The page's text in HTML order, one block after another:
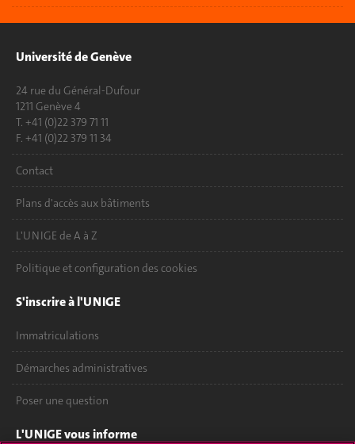
Université de Genève
24 rue du Général-Dufour
1211 Genève 4
T. +41 (0)22 379 71 11
F. +41 (0)22 379 11 34
Contact
Plans d'accès aux bâtiments
L'UNIGE de A à Z
Politique et configuration des cookies
S'inscrire à l'UNIGE
Immatriculations
Démarches administratives
Poser une question
L'UNIGE vous informe